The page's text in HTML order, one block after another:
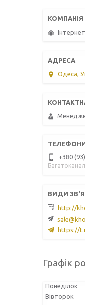
Одеса,
+380
http://
https://
Графік
Понеділок
Вівторок